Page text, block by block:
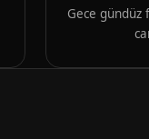
Gece gündüz